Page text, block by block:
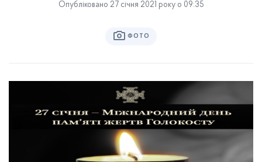
Опубліковано 27 січня 2021 року о 09:35
ФОТО